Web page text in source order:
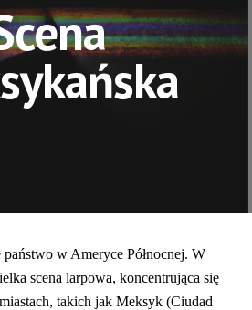
w Ameryce Północnej. W
scena larpowa, koncentrująca się
takich jak Meksyk (Ciudad